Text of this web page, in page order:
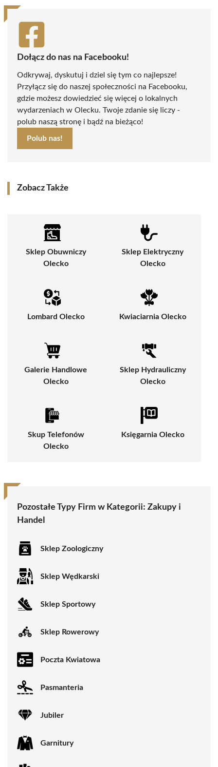
Dołącz do nas na Facebooku!
Odkrywaj, dyskutuj i dziel się tym co najlepsze!
Przyłącz się do naszej społeczności na Facebooku,
gdzie możesz dowiedzieć się więcej o lokalnych
wydarzeniach w Olecku. Twoje zdanie się liczy -
polub naszą stronę i bądź na bieżąco!
Polub nas!
Zobacz Także
Sklep Obuwniczy
Olecko
Sklep Elektryczny
Olecko
Lombard Olecko Kwiaciarnia Olecko
Galerie Handlowe
Olecko
Sklep Hydrauliczny
Olecko
Skup Telefonów
Olecko
Księgarnia Olecko
Pozostałe Typy Firm w Kategorii: Zakupy i
Handel
Sklep Zoologiczny
Sklep Wędkarski
Sklep Sportowy
Sklep Rowerowy
Poczta Kwiatowa
Pasmanteria
Jubiler
Garnitury